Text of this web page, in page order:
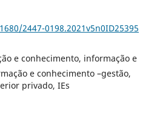
2447-0198.2021v5n0ID25395
e conhecimento, informação e
e conhecimento –gestão,
privado, IEs